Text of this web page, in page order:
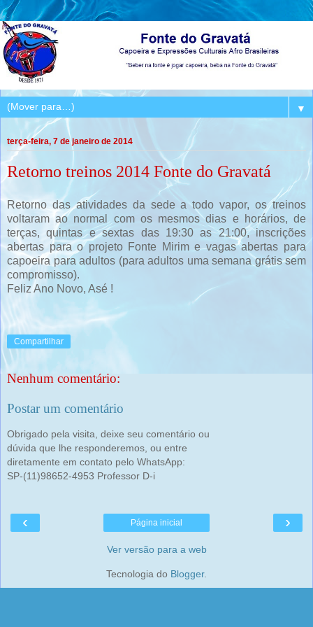
▼
terça-feira, 7 de janeiro de 2014
Retorno treinos 2014 Fonte do Gravatá
Retorno das atividades da sede a todo vapor, os treinos
voltaram ao normal com os mesmos dias e horários, de
terças, quintas e sextas das 19:30 as 21:00, inscrições
abertas para o projeto Fonte Mirim e vagas abertas para
capoeira para adultos (para adultos uma semana grátis sem
compromisso).
Feliz Ano Novo, Asé !
Compartilhar
Nenhum comentário:
Postar um comentário
Obrigado pela visita, deixe seu comentário ou
dúvida que lhe responderemos, ou entre
diretamente em contato pelo WhatsApp:
SP-(11)98652-4953 Professor D-i
‹ ›
Página inicial
Ver versão para a web
Tecnologia do Blogger.